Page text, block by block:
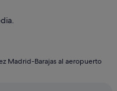
Madrid-Barajas al aeropuerto